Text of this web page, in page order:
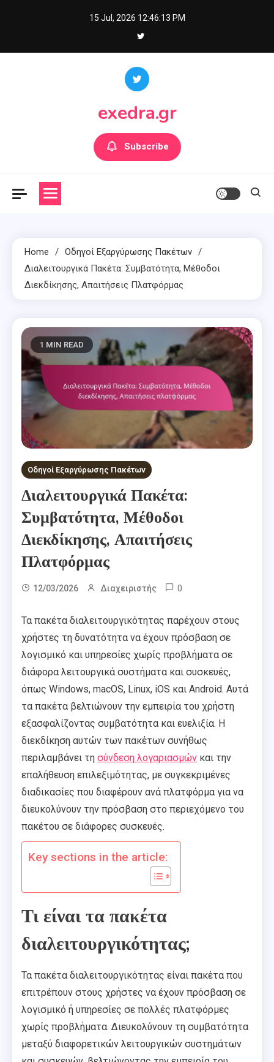
15 Jul, 2026 12:46:14 PM
exedra.gr
Subscribe
Home
Οδηγοί Εξαργύρωσης Πακέτων
Διαλειτουργικά Πακέτα: Συμβατότητα, Μέθοδοι
Διεκδίκησης, Απαιτήσεις Πλατφόρμας
1 MIN READ
Οδηγοί Εξαργύρωσης Πακέτων
Διαλειτουργικά Πακέτα:
Συμβατότητα, Μέθοδοι
Διεκδίκησης, Απαιτήσεις
Πλατφόρμας
12/03/2026 Διαχειριστής 0
Τα πακέτα διαλειτουργικότητας παρέχουν στους
χρήστες τη δυνατότητα να έχουν πρόσβαση σε
λογισμικό και υπηρεσίες χωρίς προβλήματα σε
διάφορα λειτουργικά συστήματα και συσκευές,
όπως Windows, macOS, Linux, iOS και Android. Αυτά
τα πακέτα βελτιώνουν την εμπειρία του χρήστη
εξασφαλίζοντας συμβατότητα και ευελιξία. Η
διεκδίκηση αυτών των πακέτων συνήθως
περιλαμβάνει τη σύνδεση λογαριασμών και την
επαλήθευση επιλεξιμότητας, με συγκεκριμένες
διαδικασίες που διαφέρουν ανά πλατφόρμα για να
διευκολύνουν την πρόσβαση στο περιεχόμενο του
πακέτου σε διάφορες συσκευές.
Key sections in the article:
Τι είναι τα πακέτα
διαλειτουργικότητας;
Τα πακέτα διαλειτουργικότητας είναι πακέτα που
επιτρέπουν στους χρήστες να έχουν πρόσβαση σε
λογισμικό ή υπηρεσίες σε πολλές πλατφόρμες
χωρίς προβλήματα. Διευκολύνουν τη συμβατότητα
μεταξύ διαφορετικών λειτουργικών συστημάτων